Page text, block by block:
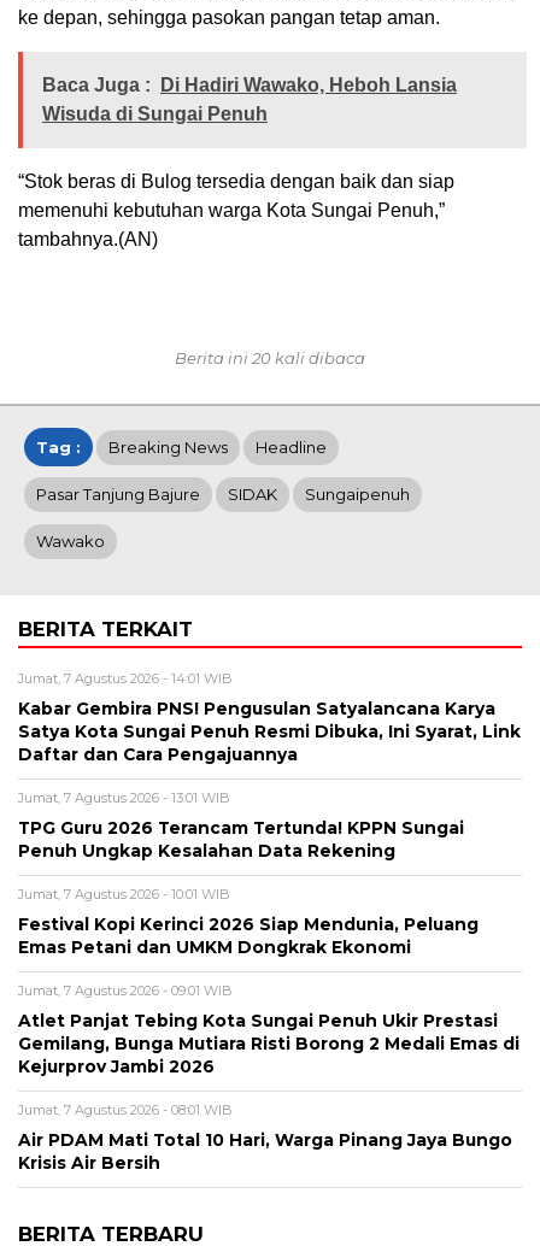
ke depan, sehingga pasokan pangan tetap aman.
Baca Juga :
Di Hadiri Wawako, Heboh Lansia
Wisuda di Sungai Penuh
“Stok beras di Bulog tersedia dengan baik dan siap
memenuhi kebutuhan warga Kota Sungai Penuh,”
tambahnya.(AN)
Berita ini 20 kali dibaca
Tag : Breaking News Headline
Pasar Tanjung Bajure SIDAK Sungaipenuh
Wawako
BERITA TERKAIT
Jumat, 7 Agustus 2026 - 14:01 WIB
Kabar Gembira PNS! Pengusulan Satyalancana Karya
Satya Kota Sungai Penuh Resmi Dibuka, Ini Syarat, Link
Daftar dan Cara Pengajuannya
Jumat, 7 Agustus 2026 - 13:01 WIB
TPG Guru 2026 Terancam Tertunda! KPPN Sungai
Penuh Ungkap Kesalahan Data Rekening
Jumat, 7 Agustus 2026 - 10:01 WIB
Festival Kopi Kerinci 2026 Siap Mendunia, Peluang
Emas Petani dan UMKM Dongkrak Ekonomi
Jumat, 7 Agustus 2026 - 09:01 WIB
Atlet Panjat Tebing Kota Sungai Penuh Ukir Prestasi
Gemilang, Bunga Mutiara Risti Borong 2 Medali Emas di
Kejurprov Jambi 2026
Jumat, 7 Agustus 2026 - 08:01 WIB
Air PDAM Mati Total 10 Hari, Warga Pinang Jaya Bungo
Krisis Air Bersih
BERITA TERBARU